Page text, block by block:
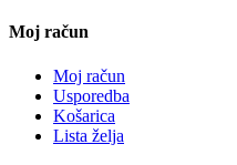
Moj račun
Moj račun
Usporedba
Košarica
Lista želja